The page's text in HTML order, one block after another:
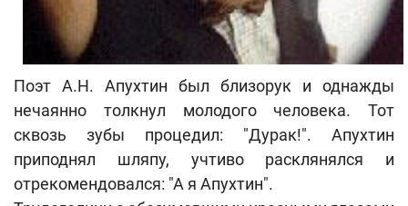
Поэт А.Н. Апухтин был близорук и однажды
нечаянно толкнул молодого человека. Тот
сквозь зубы процедил: "Дурак!". Апухтин
приподнял шляпу, учтиво расклянялся и
отрекомендовался: "А я Апухтин".